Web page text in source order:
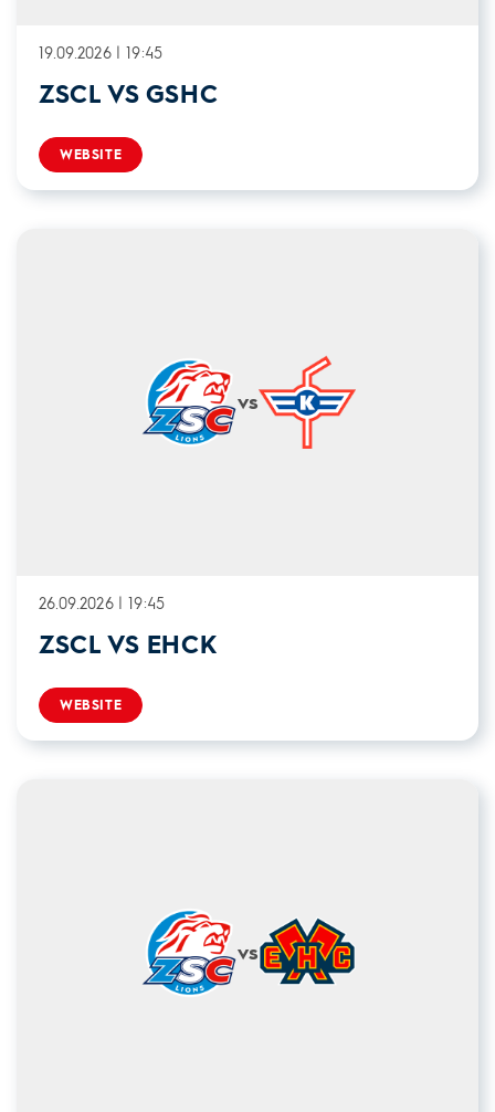
19.09.2026 | 19:45
ZSCL VS GSHC
WEBSITE
vs
26.09.2026 | 19:45
ZSCL VS EHCK
WEBSITE
vs